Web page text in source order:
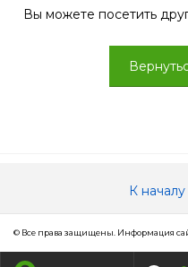
Вы можете посетить
К
© Все права защищены. Информация